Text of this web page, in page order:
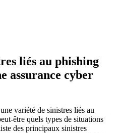
liés au phishing
assurance cyber
variété de sinistres liés au
être quels types de situations
des principaux sinistres